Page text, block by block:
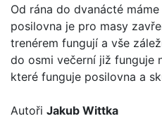
Od rána do dvanácté
posilovna je pro masy
trenérem fungují a vše
do osmi večerní již funguje
které funguje posilovna a
Autoři Jakub Wittka